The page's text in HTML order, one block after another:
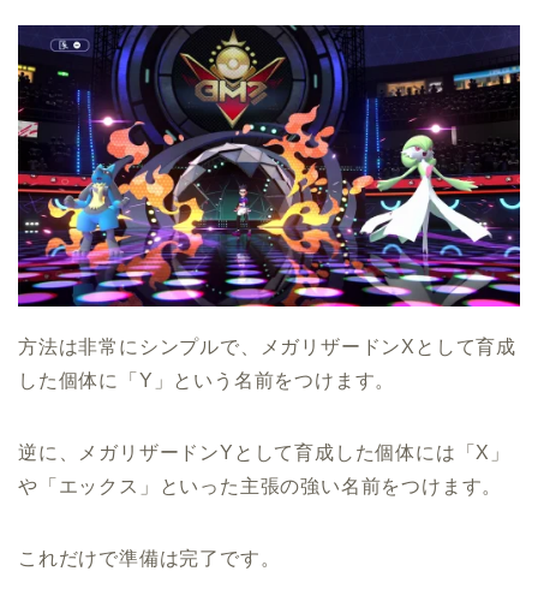
方法は非常にシンプルで、メガリザードンXとして育成
した個体に「Y」という名前をつけます。
逆に、メガリザードンYとして育成した個体には「X」
や「エックス」といった主張の強い名前をつけます。
これだけで準備は完了です。